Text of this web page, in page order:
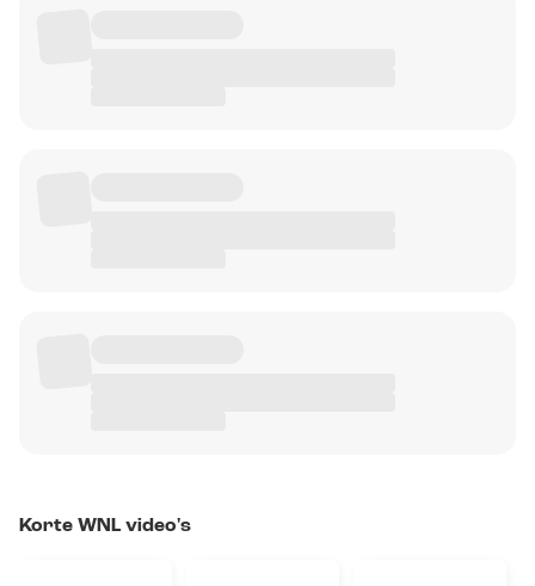
Korte WNL video's